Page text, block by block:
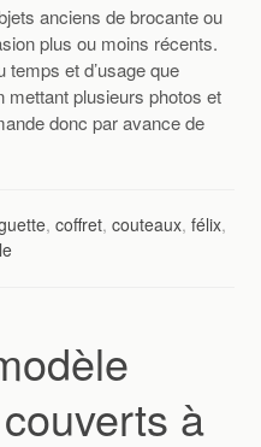
anciens de brocante ou
plus ou moins récents.
et d’usage que
mettant plusieurs photos et
donc par avance de
,coffret,couteaux,félix,
à